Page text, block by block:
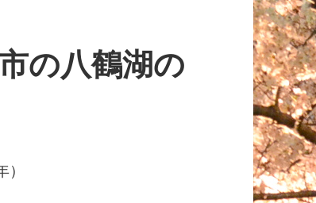
の八鶴湖の